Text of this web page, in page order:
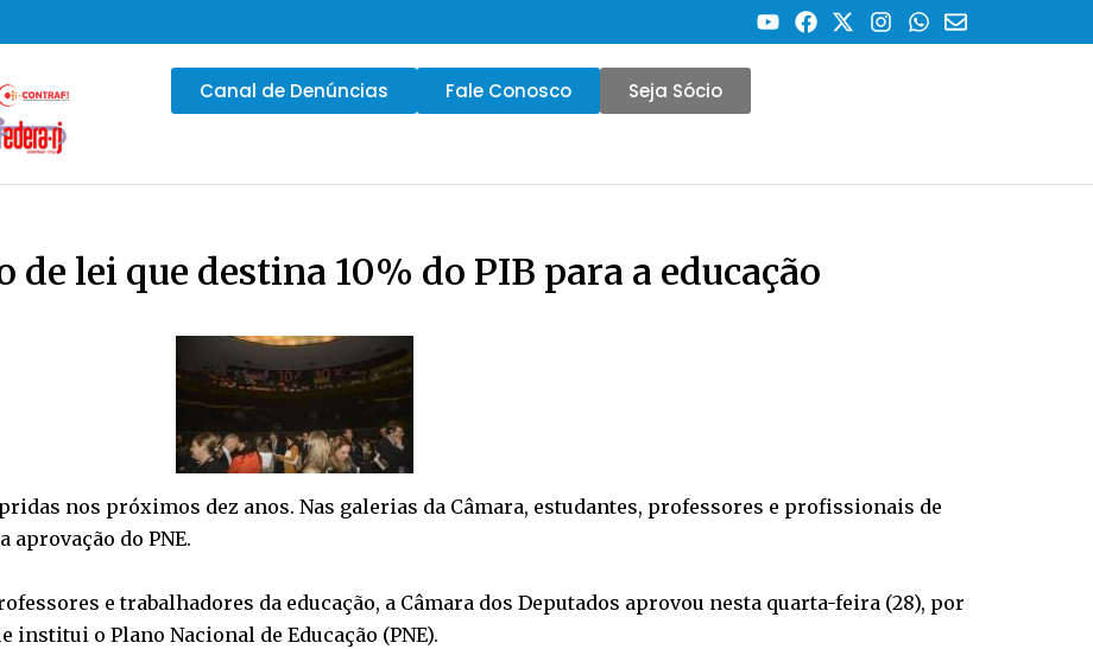
Canal de Denúncias Fale Conosco Seja Sócio
lei que destina 10% do PIB para a educação
nos próximos dez anos. Nas galerias da Câmara, estudantes, professores e profissionais de
aprovação do PNE.
e trabalhadores da educação, a Câmara dos Deputados aprovou nesta quarta-feira (28), por
o Plano Nacional de Educação (PNE).